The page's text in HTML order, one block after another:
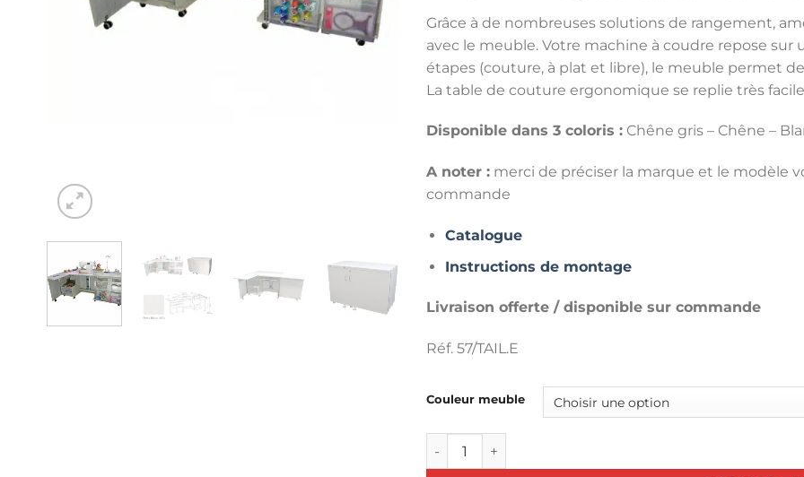
Grâce à de nombreuses solutions de rangement,
avec le meuble. Votre machine à coudre repose sur
étapes (couture, à plat et libre), le meuble permet
La table de couture ergonomique se replie très
Disponible dans 3 coloris : Chêne gris – Chêne –
A noter : merci de préciser la marque et le modèle
commande
Catalogue
Instructions de montage
Livraison offerte / disponible sur commande
Réf. 57/TAIL.E
Couleur meuble
quantité de Table de couture Eclipse + insert Tailormade